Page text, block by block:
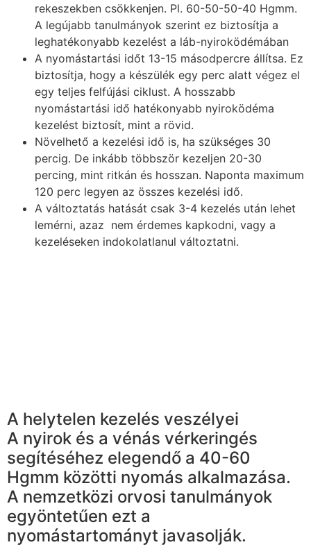
rekeszekben csökkenjen. Pl. 60-50-50-40 Hgmm.
A legújabb tanulmányok szerint ez biztosítja a
leghatékonyabb kezelést a láb-nyiroködémában
A nyomástartási időt 13-15 másodpercre állítsa. Ez
biztosítja, hogy a készülék egy perc alatt végez el
egy teljes felfújási ciklust. A hosszabb
nyomástartási idő hatékonyabb nyiroködéma
kezelést biztosít, mint a rövid.
Növelhető a kezelési idő is, ha szükséges 30
percig. De inkább többször kezeljen 20-30
percing, mint ritkán és hosszan. Naponta maximum
120 perc legyen az összes kezelési idő.
A változtatás hatását csak 3-4 kezelés után lehet
lemérni, azaz nem érdemes kapkodni, vagy a
kezeléseken indokolatlanul változtatni.
A helytelen kezelés veszélyei
A nyirok és a vénás vérkeringés
segítéséhez elegendő a 40-60
Hgmm közötti nyomás alkalmazása.
A nemzetközi orvosi tanulmányok
egyöntetűen ezt a
nyomástartományt javasolják.